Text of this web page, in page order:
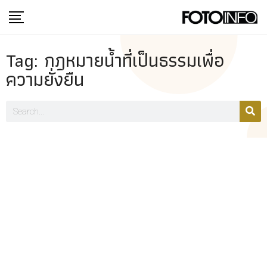
Tag: กฎหมายน้ำที่เป็นธรรมเพื่อ
ความยั่งยืน